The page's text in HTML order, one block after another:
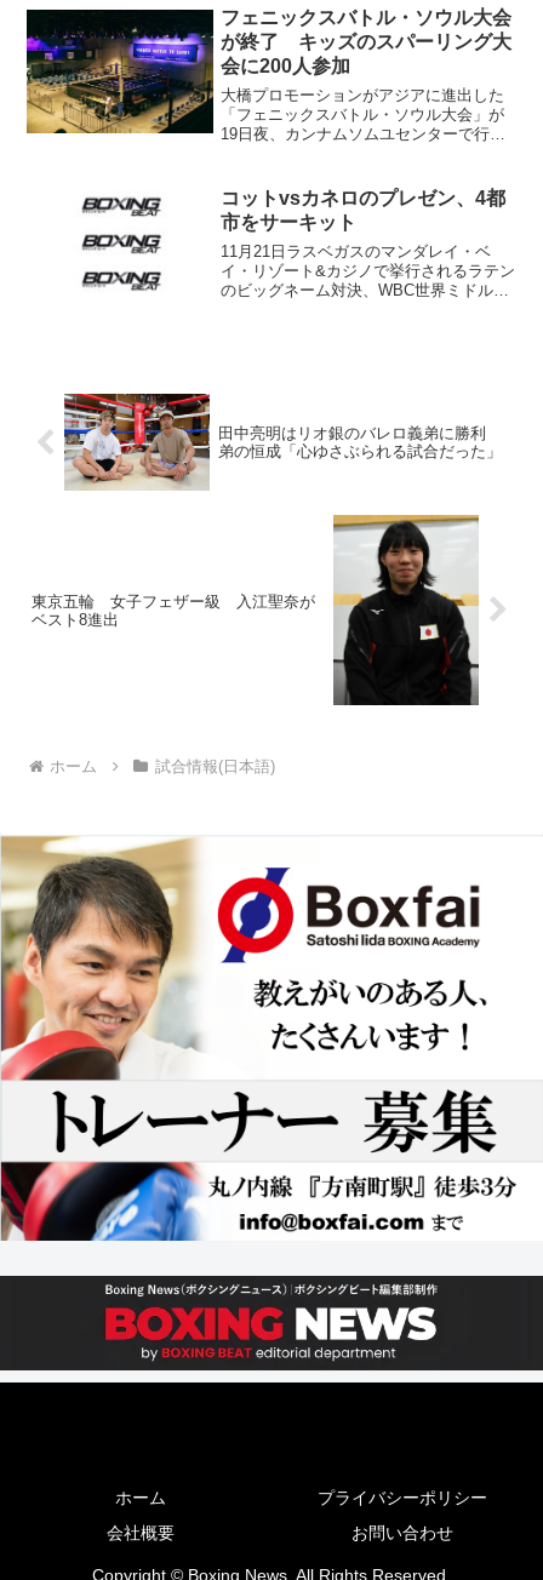
ロ）、指名挑戦者の1位オレクサンドル・
ウシク（...
フェニックスバトル・ソウル大会
が終了 キッズのスパーリング大
会に200人参加
大橋プロモーションがアジアに進出した
「フェニックスバトル・ソウル大会」が
19日夜、カンナムソムユセンターで行わ
ト級の3つの韓国タイトルマッチと4回戦
11試合が行われた。...
コットvsカネロのプレゼン、4都
市をサーキット
11月21日ラスベガスのマンダレイ・ベ
イ・リゾート&カジノで挙行されるラテン
のビッグネーム対決、WBC世界ミドル級
田中亮明はリオ銀のバレロ義弟に勝利
弟の恒成「心ゆさぶられる試合だった」
東京五輪 女子フェザー級 入江聖奈が
ベスト8進出
ホーム 試合情報(日本語)
ホーム
プライバシーポリシー
会社概要
お問い合わせ
Copyright © Boxing News. All Rights Reserved.